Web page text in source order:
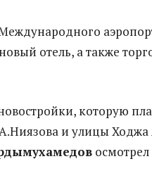
отель, а также
которую
и улицы Ходжа